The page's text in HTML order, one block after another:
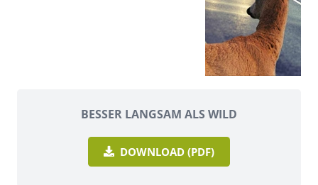
BESSER LANGSAM ALS WILD
DOWNLOAD (PDF)